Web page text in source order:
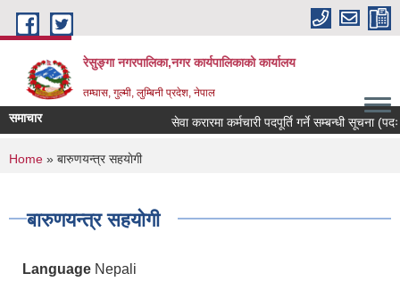
Skip to main content
रेसुङ्गा नगरपालिका,नगर कार्यपालिकाको कार्यालय
तम्घास, गुल्मी, लुम्बिनी प्रदेश, नेपाल
समाचार सेवा करारमा कर्मचारी पदपूर्ति गर्ने सम्बन्धी सूचना (पदः
You are here
Home » बारुणयन्त्र सहयाेगी
बारुणयन्त्र सहयाेगी
Language Nepali